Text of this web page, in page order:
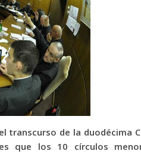
el transcurso de la
que los 10 círculos